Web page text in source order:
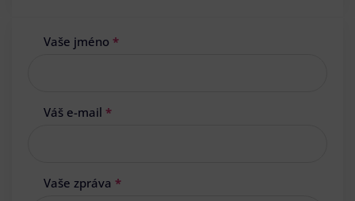
Vaše jméno *
Váš e-mail *
Vaše zpráva *